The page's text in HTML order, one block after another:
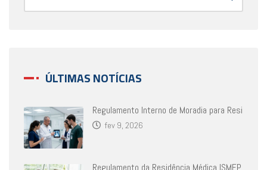
ÚLTIMAS NOTÍCIAS
Regulamento Interno de Moradia para Resi
fev 9, 2026
Regulamento da Residência Médica ISMEP